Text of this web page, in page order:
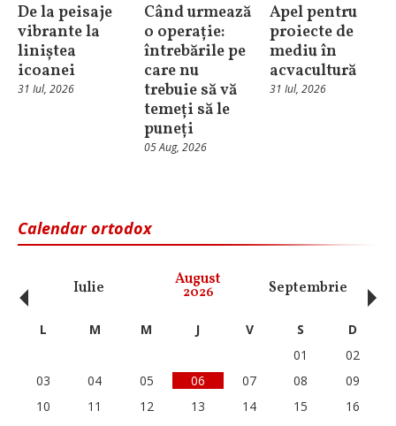
De la peisaje
vibrante la
liniștea
icoanei
31 Iul, 2026
Când urmează
o operație:
întrebările pe
care nu
trebuie să vă
temeți să le
puneți
05 Aug, 2026
Apel pentru
proiecte de
mediu în
acvacultură
31 Iul, 2026
Calendar ortodox
Iulie August
2026 Septembrie
‹ L M M J V S
D
01
02
03
04 05 06 07 08
09
10
11 12 13 14 15
16